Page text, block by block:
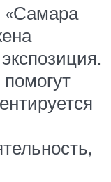
«Самара